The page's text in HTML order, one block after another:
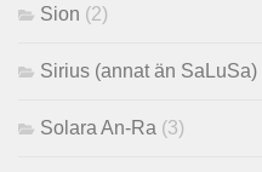
Sion (2)
Sirius (annat än SaLuSa)
Solara An-Ra (3)